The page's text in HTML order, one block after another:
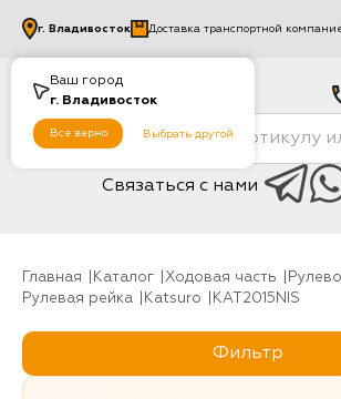
Ваш город
г. Владивосток
Все верно Выбрать другой
г. Владивосток Доставка транспортной
Связаться с нами
Главная Каталог Ходовая часть
Рулевая рейка
Katsuro KAT2015NIS
Фильтр